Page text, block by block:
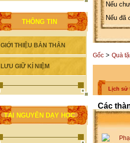
THÔNG TIN
GIỚI THIỆU BẢN THÂN
LƯU GIỮ KỈ NIỆM
TÀI NGUYÊN DẠY HỌC
Nếu
Nếu đã
Gốc > Quà
Lịch sử
Các